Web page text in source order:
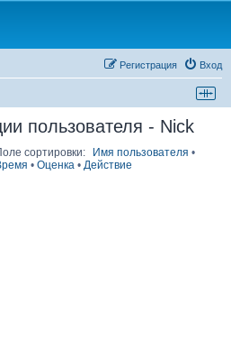
Вход
Регистрация
пользователя - Nick
сортировки: Имя пользователя •
• Оценка• Действие